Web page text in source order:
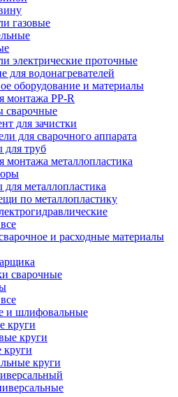
газовые
электрические проточные
водонагревателей
оборудование и материалы
монтажа PP-R
сварочные
для зачистки
для сварочного аппарата
труб
монтажа металлопластика
металлопластика
по металлопластику
и расходные материалы
сварочные
и шлифовальные
круги
круги
круги
круги